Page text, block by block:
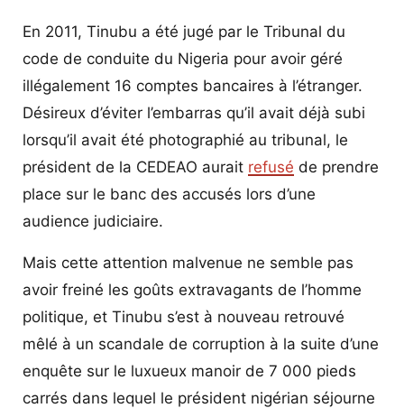
En 2011, Tinubu a été jugé par le Tribunal du
code de conduite du Nigeria pour avoir géré
illégalement 16 comptes bancaires à l’étranger.
Désireux d’éviter l’embarras qu’il avait déjà subi
lorsqu’il avait été photographié au tribunal, le
président de la CEDEAO aurait refusé de prendre
place sur le banc des accusés lors d’une
audience judiciaire.
Mais cette attention malvenue ne semble pas
avoir freiné les goûts extravagants de l’homme
politique, et Tinubu s’est à nouveau retrouvé
mêlé à un scandale de corruption à la suite d’une
enquête sur le luxueux manoir de 7 000 pieds
carrés dans lequel le président nigérian séjourne